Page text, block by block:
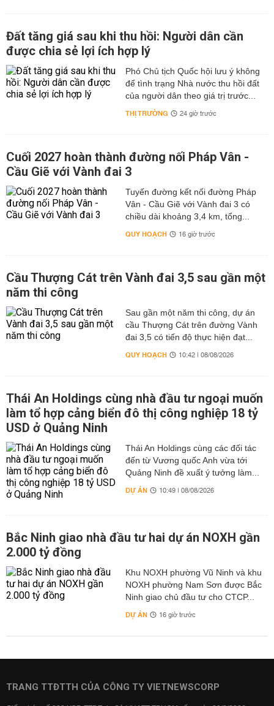
Đất tăng giá sau khi thu hồi: Người dân cần
được chia sẻ lợi ích hợp lý
Phó Chủ tịch Quốc hội lưu ý không
để tình trạng Nhà nước thu hồi đất
của người dân theo giá trị trước...
THỊ TRƯỜNG 24 giờ trước
Cuối 2027 hoàn thành đường nối Pháp Vân -
Cầu Giẽ với Vành đai 3
Tuyến đường kết nối đường Pháp
Vân - Cầu Giẽ với Vành đai 3 có
chiều dài khoảng 3,4 km, tổng...
QUY HOẠCH 16 giờ trước
Cầu Thượng Cát trên Vành đai 3,5 sau gần một
năm thi công
Sau gần một năm thi công, dự án
cầu Thượng Cát trên đường Vành
đai 3,5 có tiến độ thực hiện đạt...
QUY HOẠCH 10:42 | 08/08/2026
Thái An Holdings cùng nhà đầu tư ngoại muốn
làm tổ hợp cảng biển đô thị công nghiệp 18 tỷ
USD ở Quảng Ninh
Thái An Holdings cùng các đối tác
đến từ Vương quốc Anh vừa tới
Quảng Ninh đề xuất ý tưởng làm...
DỰ ÁN 10:49 | 08/08/2026
Bắc Ninh giao nhà đầu tư hai dự án NOXH gần
2.000 tỷ đồng
Khu NOXH phường Vũ Ninh và khu
NOXH phường Nam Sơn được Bắc
Ninh giao chủ đầu tư cho CTCP...
DỰ ÁN 16 giờ trước
TRANG TTĐTTH CỦA CÔNG TY VIETNEWSCORP